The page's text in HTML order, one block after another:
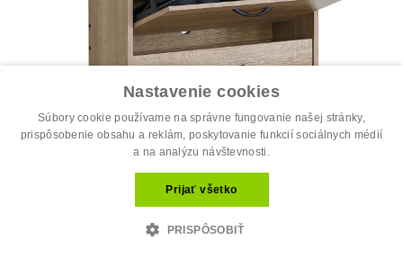
Botník, mdf, hnedá, ABO-G1014 OAK
Nastavenie cookies
Súbory cookie používame na správne fungovanie našej stránky,
prispôsobenie obsahu a reklám, poskytovanie funkcií sociálnych médií
a na analýzu návštevnosti.
Prijať všetko
PRISPÔSOBIŤ